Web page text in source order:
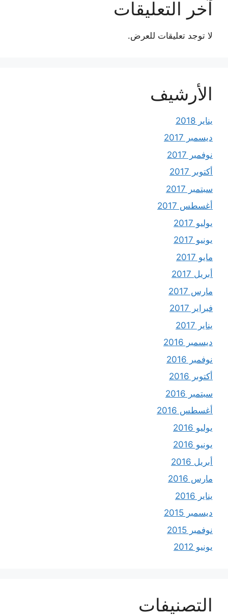
آخر التعليقات
لا توجد تعليقات للعرض.
الأرشيف
يناير 2018
ديسمبر 2017
نوفمبر 2017
أكتوبر 2017
سبتمبر 2017
أغسطس 2017
يوليو 2017
يونيو 2017
مايو 2017
أبريل 2017
مارس 2017
فبراير 2017
يناير 2017
ديسمبر 2016
نوفمبر 2016
أكتوبر 2016
سبتمبر 2016
أغسطس 2016
يوليو 2016
يونيو 2016
أبريل 2016
مارس 2016
يناير 2016
ديسمبر 2015
نوفمبر 2015
يونيو 2012
التصنيفات